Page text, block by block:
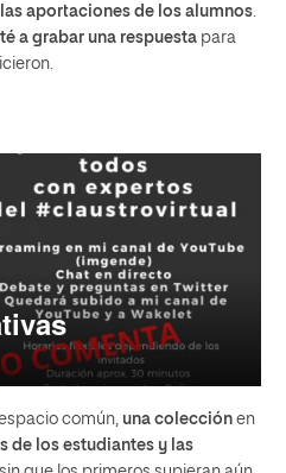
aportaciones de los alumnos.
a grabar una respuesta para
común, una colección en
de los estudiantes y las